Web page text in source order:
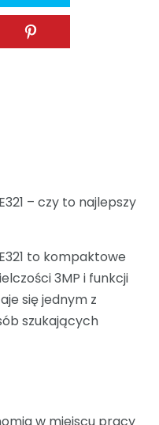
– czy to najlepszy
to kompaktowe
3MP i funkcji
się jednym z
szukających
w miejscu pracy